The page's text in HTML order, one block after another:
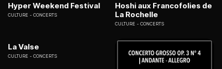
Hyper Weekend Festival
CULTURE CONCERTS
Hoshi aux Francofolies de
La Rochelle
CULTURE CONCERTS
La Valse
CULTURE CONCERTS